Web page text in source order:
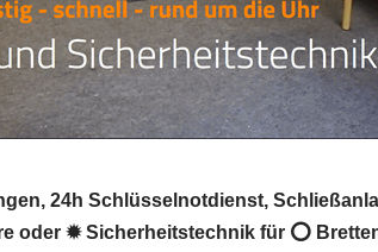
24h Schlüsselnotdienst,
oder ✹ Sicherheitstechnik für ⭕